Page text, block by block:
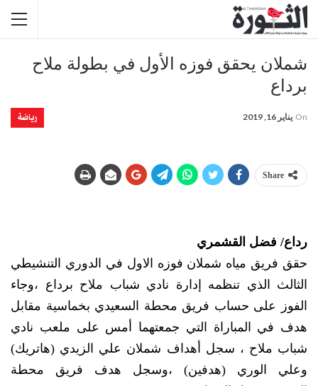
شملان يحقق فوزه الأول في بطولة ملاح
برداع
رياضة On يناير 16, 2019
Share
رداع/ فضل القشمري
حقق فريق مياه شملان فوزه الاول في الدوري التنشيطي
الثالث الذي تنظمه إدارة نادي شباب ملاح برداع ،وجاء
الفوز على حساب فريق محطة السعيدي بخماسية مقابل
هدف في المباراة التي جمعتهما أمس على ملعب نادي
شباب ملاح ، سجل أهداف شملان علي الزيدي (هاتريك)
وعلي الوري (هدفين) ،وسجل هدف فريق محطة